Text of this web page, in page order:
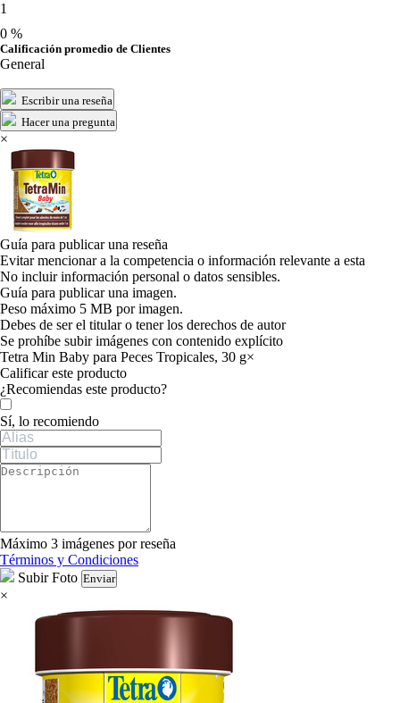
1
0 %
Calificación promedio de Clientes
General
Escribir una reseña
Hacer una pregunta
×
Guía para publicar una reseña
Evitar mencionar a la competencia o información relevante a esta
No incluir información personal o datos sensibles.
Guía para publicar una imagen.
Peso máximo 5 MB por imagen.
Debes de ser el titular o tener los derechos de autor
Se prohíbe subir imágenes con contenido explícito
Tetra Min Baby para Peces Tropicales, 30 g×
Calificar este producto
Tu valoración
¿Recomiendas este producto?
Sí, lo recomiendo
Máximo 3 imágenes por reseña
Términos y Condiciones
Subir Foto Enviar
×